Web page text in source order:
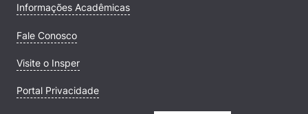
Informações Acadêmicas
Fale Conosco
Visite o Insper
Portal Privacidade